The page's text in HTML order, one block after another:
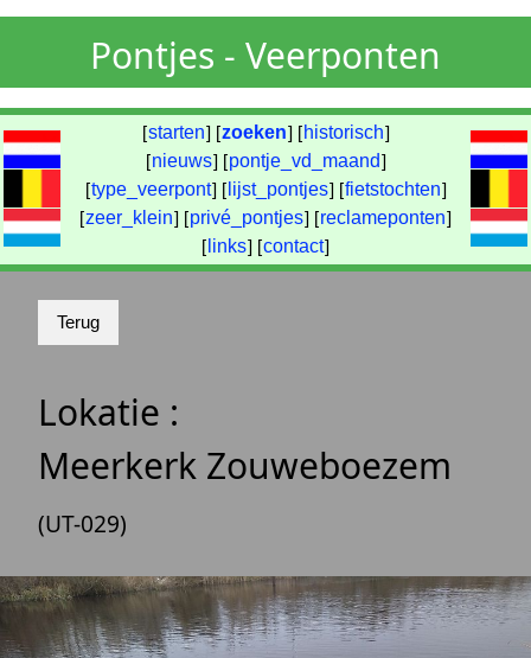
Pontjes - Veerponten
[starten] [zoeken] [ historisch]
[nieuws] [pontje_vd_maand]
[type_veerpont] [ lijst_pontjes] [fietstochten]
[zeer_klein] [privé_pontjes] [reclameponten]
[ links] [contact]
Lokatie :
Meerkerk Zouweboezem
(UT-029)